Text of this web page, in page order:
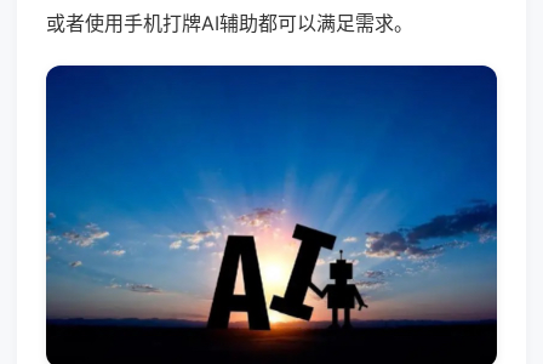
或者使用手机打牌AI辅助都可以满足需求。